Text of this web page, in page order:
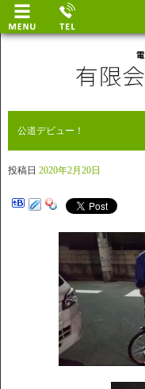
公道デビュー！
投稿日 2020年2月20日